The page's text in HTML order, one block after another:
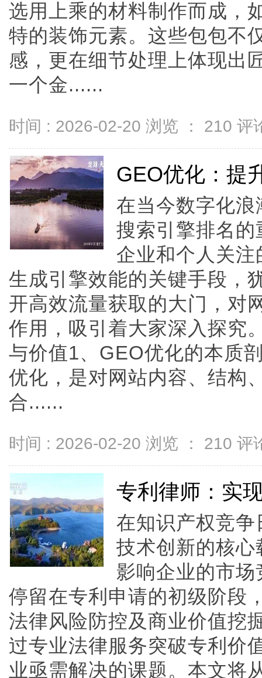
选用上乘的材料制作而成，
特的装饰元素。这些包包不
感，更在细节处理上体现出
一个金......
时间 : 2026-02-20 浏览 ： 210 评
GEO优化：提
在当今数字化
搜索引擎排名
企业和个人关
生成引擎效能的关键手段，
开高效流量获取的大门，对
作用，吸引着大家深入探究
与价值1、GEO优化的本质
优化，是对网站内容、结构
合......
时间 : 2026-02-20 浏览 ： 210 评
专利律师：实
在知识产权竞
技术创新的核
影响企业的市
停留在专利申请的初级阶段
法律风险防控及商业价值挖
过专业法律服务突破专利价
业亟需解决的课题。本文将